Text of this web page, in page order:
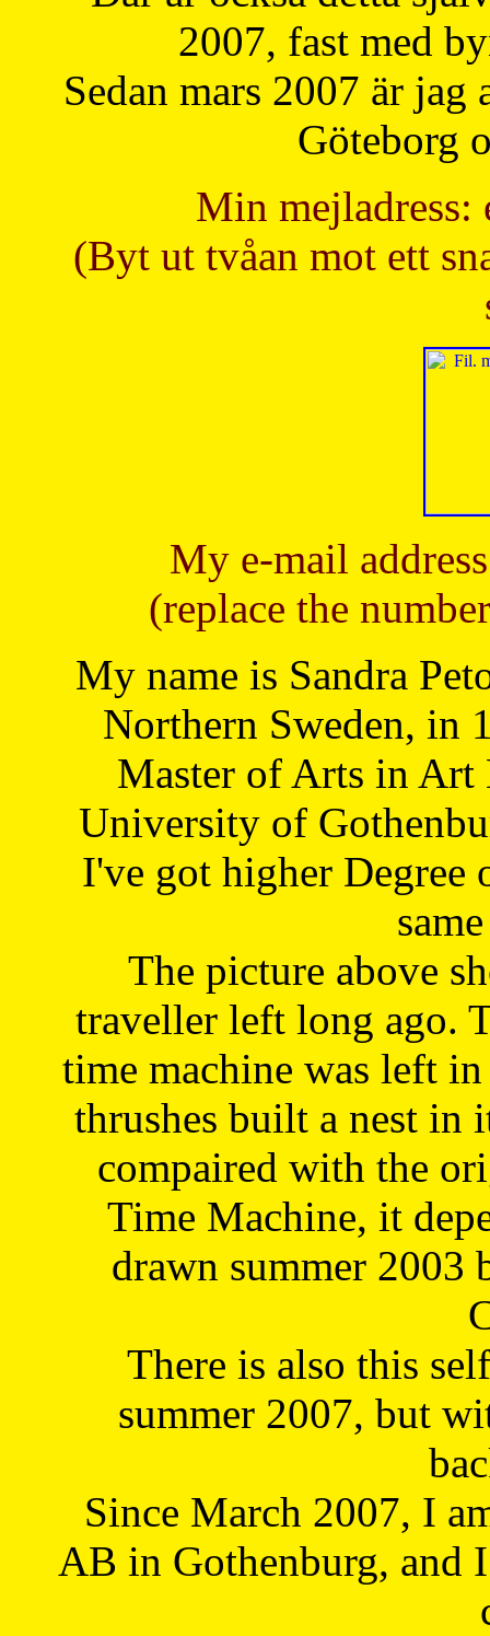
2007, fast med
Sedan mars 2007 är
Göteborg
Min mejladress:
(Byt ut tvåan mot ett
My e-mail
(replace the
My name is Sandra
Northern Sweden, in
Master of Arts in Art
University of
I've got higher Degree
The picture above
traveller left long ago.
time machine was left
thrushes built a nest in
compaired with the
Time Machine, it
drawn summer 2003
There is also this
summer 2007, but
Since March 2007, I
AB in Gothenburg, and